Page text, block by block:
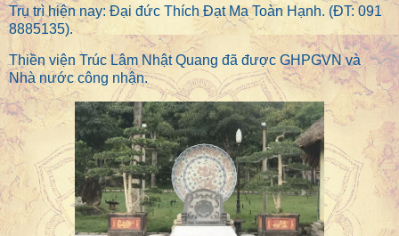
Trụ trì hiện nay: Đại đức Thích Đạt Ma Toàn Hạnh. (ĐT: 091
8885135).
Thiền viện Trúc Lâm Nhật Quang đã được GHPGVN và
Nhà nước công nhận.